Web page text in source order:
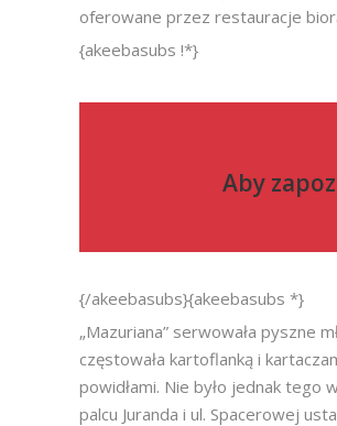
oferowane przez restauracje
{akeebasubs !*}
Aby
{/akeebasubs}{akeebasubs *}
„Mazuriana” serwowała pyszne
częstowała kartoflanką i
powidłami. Nie było jednak tego
palcu Juranda i ul. Spacerowej